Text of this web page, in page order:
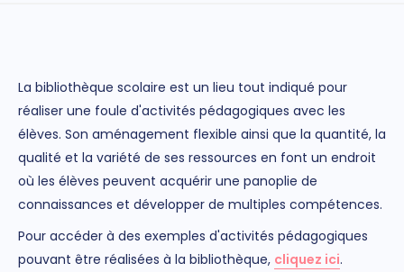
La bibliothèque scolaire est un lieu tout indiqué pour
réaliser une foule d'activités pédagogiques avec les
élèves. Son aménagement flexible ainsi que la quantité, la
qualité et la variété de ses ressources en font un endroit
où les élèves peuvent acquérir une panoplie de
connaissances et développer de multiples compétences.
Pour accéder à des exemples d'activités pédagogiques
pouvant être réalisées à la bibliothèque, cliquez ici.